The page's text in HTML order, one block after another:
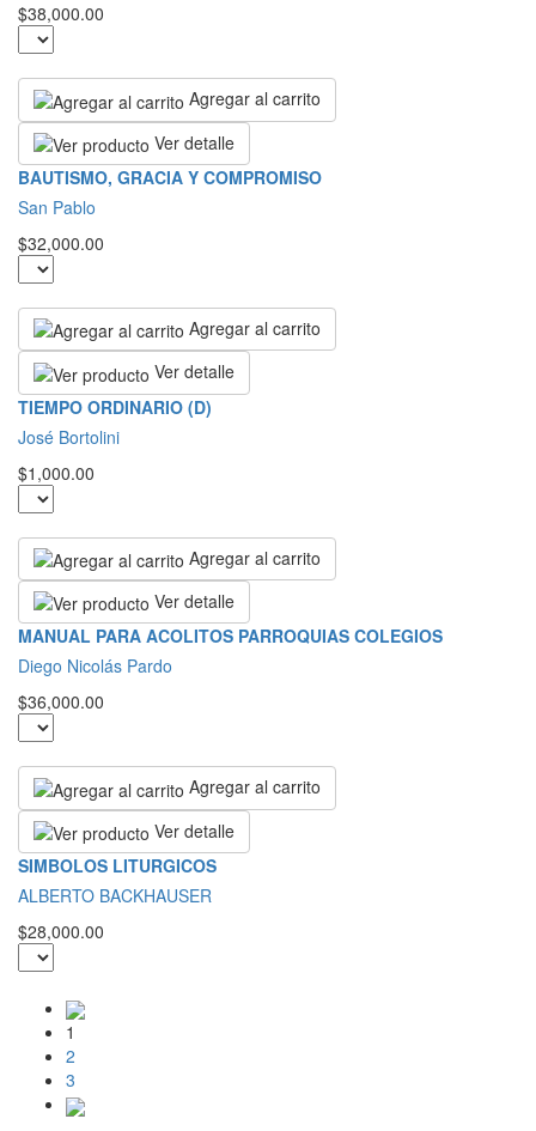
$38,000.00
Agregar al carrito
Ver detalle
BAUTISMO, GRACIA Y COMPROMISO
San Pablo
$32,000.00
Agregar al carrito
Ver detalle
TIEMPO ORDINARIO (D)
José Bortolini
$1,000.00
Agregar al carrito
Ver detalle
MANUAL PARA ACOLITOS PARROQUIAS COLEGIOS
Diego Nicolás Pardo
$36,000.00
Agregar al carrito
Ver detalle
SIMBOLOS LITURGICOS
ALBERTO BACKHAUSER
$28,000.00
1
2
3